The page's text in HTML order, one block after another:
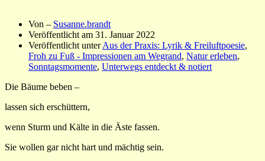
Von – Susanne.brandt
Veröffentlicht am 31. Januar 2022
Veröffentlicht unterAus der Praxis: Lyrik & Freiluftpoesie,
Froh zu Fuß - Impressionen am Wegrand, Natur erleben,
Sonntagsmomente, Unterwegs entdeckt & notiert
Die Bäume beben –
lassen sich erschüttern,
wenn Sturm und Kälte in die Äste fassen.
Sie wollen gar nicht hart und mächtig sein.